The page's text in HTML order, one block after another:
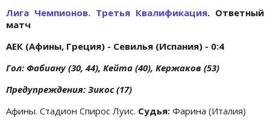
Лига Чемпионов. Третья Квалификация. Ответный
матч
АЕК (Афины, Греция) - Севилья (Испания) - 0:4
Гол: Фабиану (30, 44), Кейта (40), Кержаков (53)
Предупреждения: Зикос (17)
Афины. Стадион Спирос Луис. Судья: Фарина (Италия)